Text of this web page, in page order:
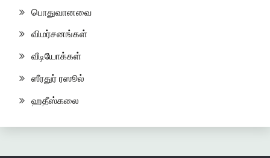
பொதுவானவை
விமர்சனங்கள்
வீடியோக்கள்
ஸீரதுர் ரஸூல்
ஹதீஸ்கலை